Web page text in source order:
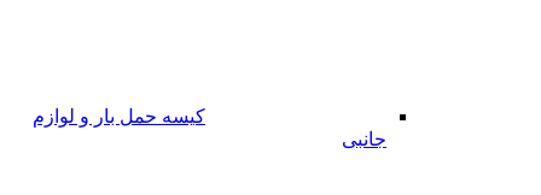
کیسه حمل بار و لوازم
جانبی